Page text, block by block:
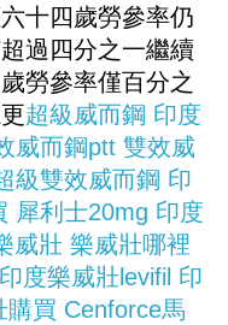
十四歲勞參率仍
過四分之一繼續
勞參率僅百分之
超級威而鋼 印度
威而鋼ptt 雙效威
級雙效威而鋼 印
犀利士20mg 印度
威壯 樂威壯哪裡
印度樂威壯levifil 印
購買 Cenforce馬